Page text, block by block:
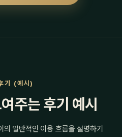
기 (예시)
주는 후기 예시
의 일반적인 이용 흐름을 설명하기